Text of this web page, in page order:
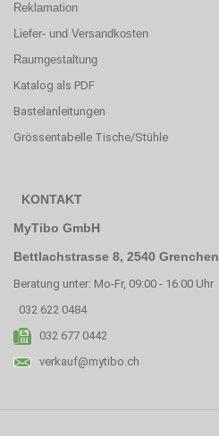
Reklamation
Liefer- und Versandkosten
Raumgestaltung
Katalog als PDF
Bastelanleitungen
Grössentabelle Tische/Stühle
KONTAKT
MyTibo GmbH
Bettlachstrasse 8, 2540 Grenchen
Beratung unter: Mo-Fr, 09:00 - 16:00 Uhr
032 622 0484
032 677 0442
verkauf@mytibo.ch